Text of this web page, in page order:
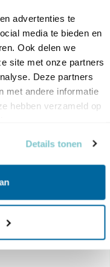
advertenties te
media te bieden en
Ook delen we
site met onze partners
Deze partners
met andere informatie
hebben verzameld op
Details tonen
Kopen